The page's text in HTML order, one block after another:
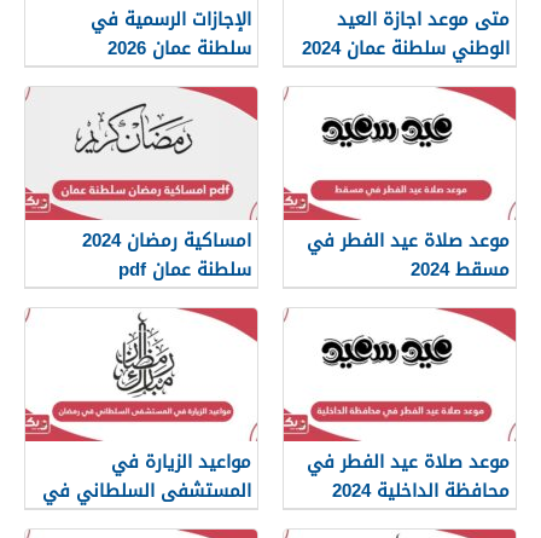
متى موعد اجازة العيد
الوطني سلطنة عمان 2024
الإجازات الرسمية في
سلطنة عمان 2026
موعد صلاة عيد الفطر في
مسقط 2024
امساكية رمضان 2024
سلطنة عمان pdf
موعد صلاة عيد الفطر في
محافظة الداخلية 2024
سلطنة عمان
مواعيد الزيارة في
المستشفى السلطاني في
رمضان 2024